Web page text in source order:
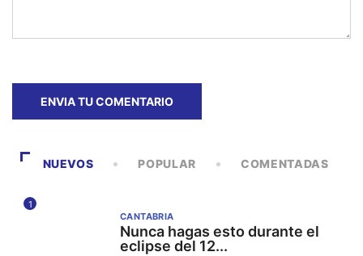
NUEVOS POPULAR COMENTADAS
1
CANTABRIA
Nunca hagas esto durante el
eclipse del 12...